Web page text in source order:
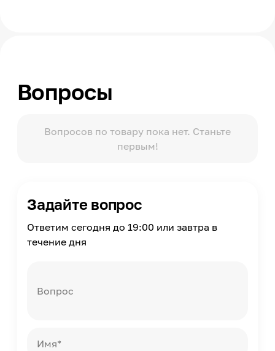
Прямоугольник
Сечение
Вопросы
Вопросов по товару пока нет. Станьте
первым!
Задайте вопрос
Ответим сегодня до 19:00 или завтра в
течение дня
Вопрос
Имя*